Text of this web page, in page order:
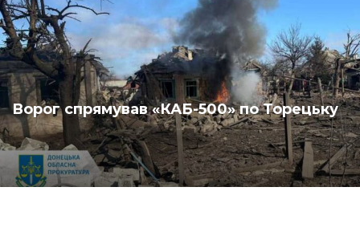
Ворог спрямував «КАБ-500» по Торецьку